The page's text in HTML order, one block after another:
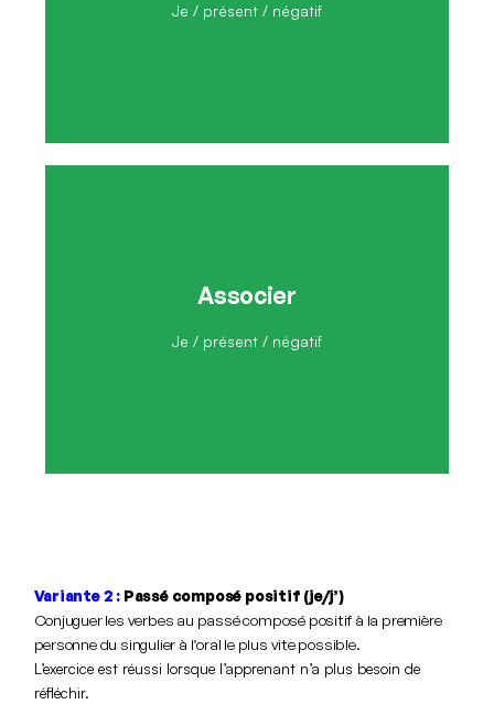
Je / présent / négatif
Associer
Je / présent / négatif
Variante 2 : Passé composé positif (je/j’)
Conjuguer les verbes au passé composé positif à la première
personne du singulier à l’oral le plus vite possible.
L’exercice est réussi lorsque l’apprenant n’a plus besoin de
réfléchir.